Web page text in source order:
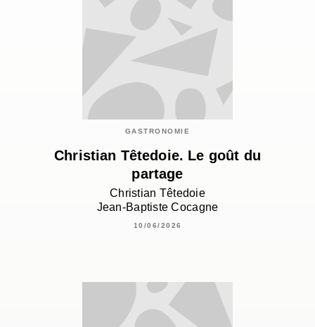
GASTRONOMIE
Christian Têtedoie. Le goût du
partage
Christian Têtedoie
Jean-Baptiste Cocagne
10/06/2026